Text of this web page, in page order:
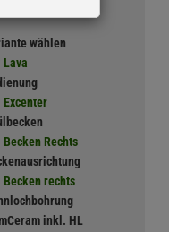
wählen
Lava
Excenter
Becken Rechts
Becken rechts
inkl. HL